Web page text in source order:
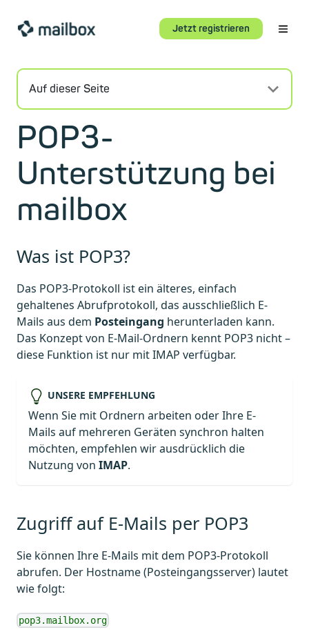
Jetzt registrieren
Auf dieser Seite
POP3-
Unterstützung bei
mailbox
Was ist POP3?
Das POP3-Protokoll ist ein älteres, einfach
gehaltenes Abrufprotokoll, das ausschließlich E-
Mails aus dem Posteingang herunterladen kann.
Das Konzept von E-Mail-Ordnern kennt POP3 nicht –
diese Funktion ist nur mit IMAP verfügbar.
UNSERE EMPFEHLUNG
Wenn Sie mit Ordnern arbeiten oder Ihre E-
Mails auf mehreren Geräten synchron halten
möchten, empfehlen wir ausdrücklich die
Nutzung von IMAP.
Zugriff auf E-Mails per POP3
Sie können Ihre E-Mails mit dem POP3-Protokoll
abrufen. Der Hostname (Posteingangsserver) lautet
wie folgt:
pop3.mailbox.org